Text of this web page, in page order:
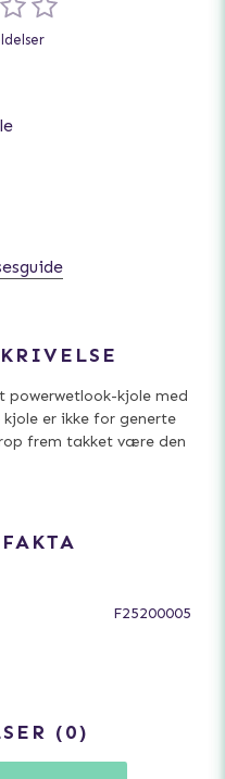
powerwetlook-kjole med
kjole er ikke for generte
frem takket være den
F25200005
0